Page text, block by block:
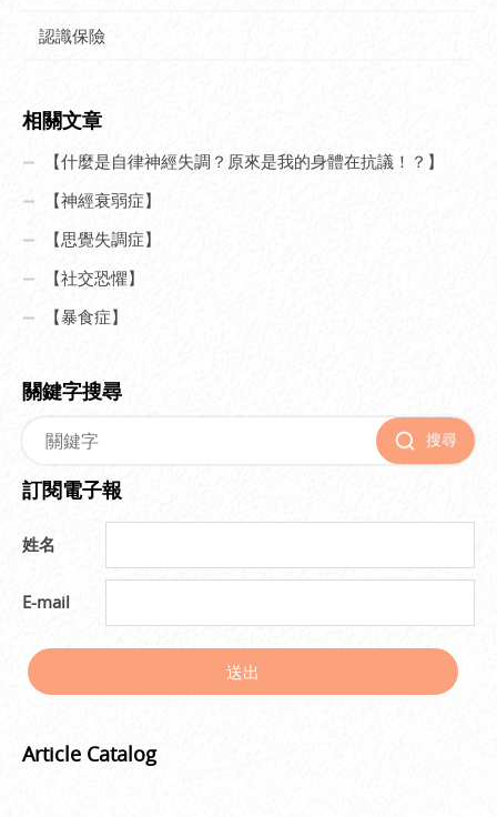
認識保險
相關文章
【什麼是自律神經失調？原來是我的身體在抗議！？】
【神經衰弱症】
【思覺失調症】
【社交恐懼】
【暴食症】
關鍵字搜尋
搜尋
訂閱電子報
姓名
E-mail
送出
Article Catalog